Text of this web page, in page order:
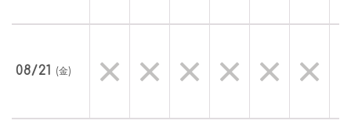
08/21 (金)